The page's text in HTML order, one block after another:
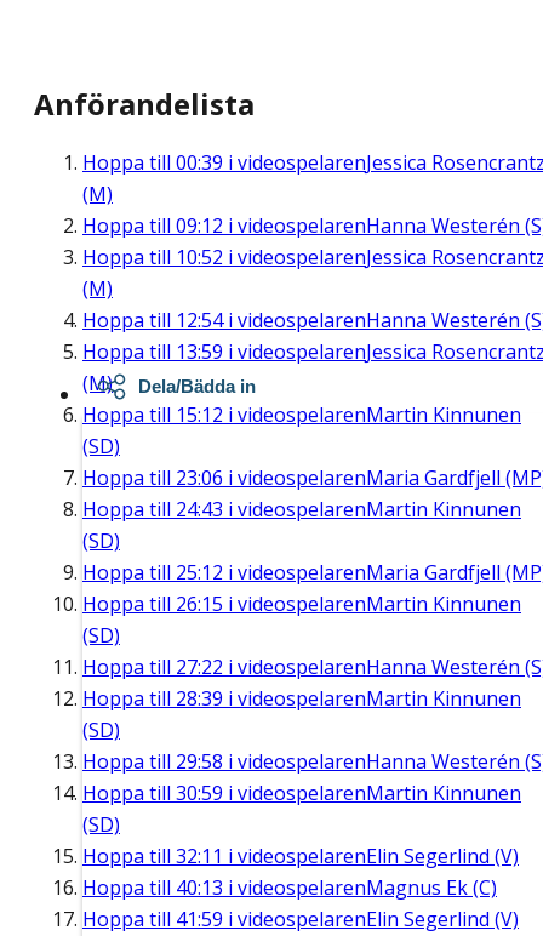
Anförandelista
Hoppa till 00:39 i videospelarenJessica
(M)
Hoppa till 09:12 i videospelarenHanna Westerén
Hoppa till 10:52 i videospelarenJessica
(M)
Hoppa till 12:54i videospelarenHanna Westerén
Hoppa till 13:59 i videospelarenJessica
(M)
Hoppa till 15:12 i videospelarenMartin Kinnunen
(SD)
Hoppa till 23:06 i videospelarenMaria Gardfjell
Hoppa till 24:43 i videospelarenMartin Kinnunen
(SD)
Hoppa till 25:12 i videospelarenMaria Gardfjell
Hoppa till 26:15 i videospelarenMartin Kinnunen
(SD)
Hoppa till 27:22 i videospelarenHanna Westerén
Hoppa till 28:39 i videospelarenMartin Kinnunen
(SD)
Hoppa till 29:58 i videospelarenHanna Westerén
Hoppa till 30:59 i videospelarenMartin Kinnunen
(SD)
Hoppa till 32:11 i videospelarenElin Segerlind (V)
Hoppa till 40:13 i videospelarenMagnus Ek (C)
Hoppa till 41:59 i videospelarenElin Segerlind (V)
Dela/Bädda in